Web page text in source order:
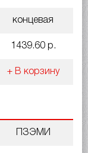
концевая
1439.60 р.
+ В корзину
ПЗЭМИ